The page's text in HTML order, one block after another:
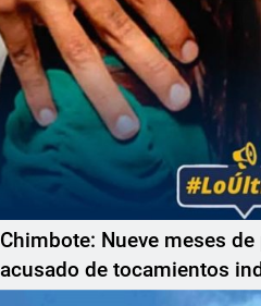
Chimbote: Nueve meses
acusado de tocamientos